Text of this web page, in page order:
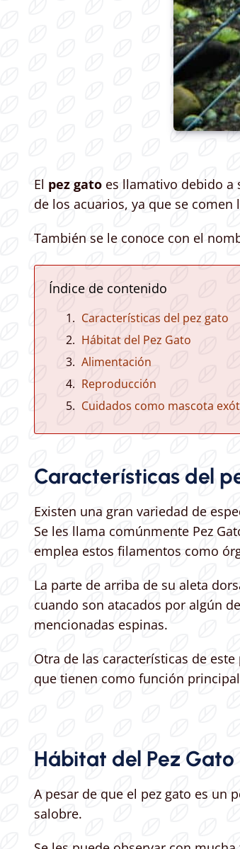
El pez gato es llamativo debido a
de los acuarios, ya que se
También se le conoce con el
Índice de contenido
Características del pez gato
Hábitat del Pez Gato
Alimentación
Reproducción
Cuidados como mascota
Características del
Existen una gran variedad de
Se les llama comúnmente Pez
emplea estos filamentos como
La parte de arriba de su aleta
cuando son atacados por algún
mencionadas espinas.
Otra de las características de
que tienen como función
Hábitat del Pez Gato
A pesar de que el pez gato es un
salobre.